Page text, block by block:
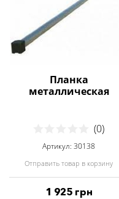
Планка
металлическая
(0)
Артикул: 30138
Отправить товар в корзину
1 925 грн